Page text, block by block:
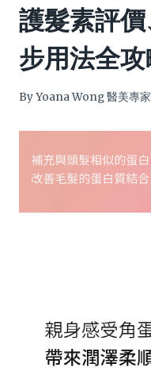
護髮素評
步用法全
ByYoana Wong 醫美專家